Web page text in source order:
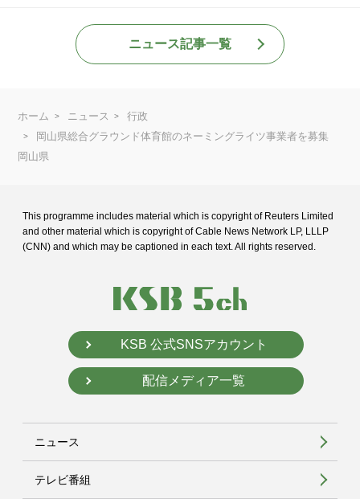
ニュース記事一覧
ホーム ニュース
行政
岡山県総合グラウンド体育館のネーミングライツ事業者を募集
岡山県
This programme includes material which is copyright of Reuters Limited
and other material which is copyright of Cable News Network LP, LLLP
(CNN) and which may be captioned in each text. All rights reserved.
KSB 公式SNSアカウント
配信メディア一覧
ニュース
テレビ番組